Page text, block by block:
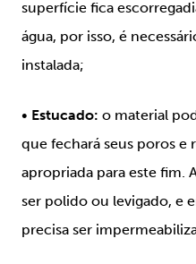
superfície fica
água, por isso, é
instalada;
• Estucado: o material
que fechará seus poros e
apropriada para este fim.
ser polido ou levigado, e
precisa ser